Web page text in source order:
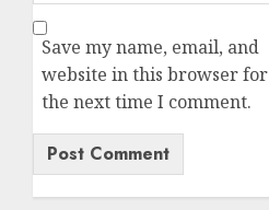
Save my name, email, and
website in this browser for
the next time I comment.